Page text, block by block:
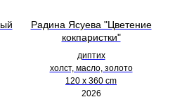
Радина Ясуева "Цветение
кокпаристки"
диптих
холст, масло, золото
120 х 360 cm
2026